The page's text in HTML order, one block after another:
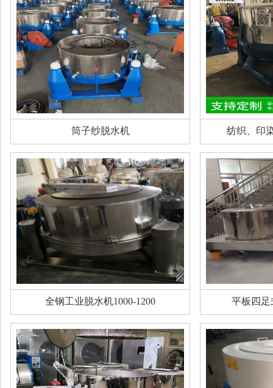
筒子纱脱水机 纺织、印
全钢工业脱水机1000-1200 平板四足